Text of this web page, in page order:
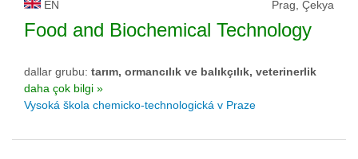
EN Prag, Çekya
Food and Biochemical Technology
dallar grubu: tarım, ormancılık ve balıkçılık, veterinerlik
daha çok bilgi »
Vysoká škola chemicko-technologická v Praze